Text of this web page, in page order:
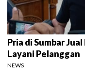
Pria di Sumbar
Layani Pelanggan
NEWS